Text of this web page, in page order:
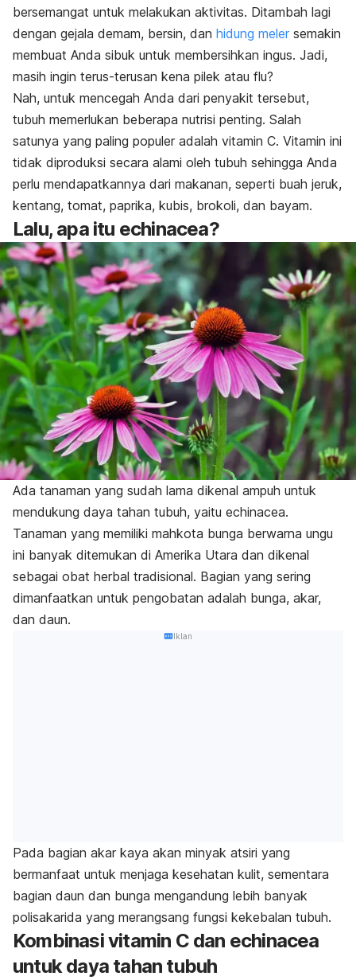
bersemangat untuk melakukan aktivitas. Ditambah lagi
dengan gejala demam, bersin, dan hidung meler semakin
membuat Anda sibuk untuk membersihkan ingus. Jadi,
masih ingin terus-terusan kena pilek atau flu?
Nah, untuk mencegah Anda dari penyakit tersebut,
tubuh memerlukan beberapa nutrisi penting. Salah
satunya yang paling populer adalah vitamin C. Vitamin ini
tidak diproduksi secara alami oleh tubuh sehingga Anda
perlu mendapatkannya dari makanan, seperti buah jeruk,
kentang, tomat, paprika, kubis, brokoli, dan bayam.
Lalu, apa itu echinacea?
Ada tanaman yang sudah lama dikenal ampuh untuk
mendukung daya tahan tubuh, yaitu echinacea.
Tanaman yang memiliki mahkota bunga berwarna ungu
ini banyak ditemukan di Amerika Utara dan dikenal
sebagai obat herbal tradisional. Bagian yang sering
dimanfaatkan untuk pengobatan adalah bunga, akar,
dan daun.
Iklan
Pada bagian akar kaya akan minyak atsiri yang
bermanfaat untuk menjaga kesehatan kulit, sementara
bagian daun dan bunga mengandung lebih banyak
polisakarida yang merangsang fungsi kekebalan tubuh.
Kombinasi vitamin C dan echinacea
untuk daya tahan tubuh